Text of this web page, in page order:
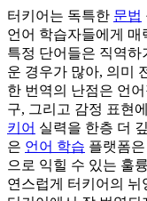
터키어는 독특한 문법
언어 학습자들에게 매
특정 단어들은 직역하
운 경우가 많아, 의미
한 번역의 난점은 언
구, 그리고 감정 표현
키어 실력을 한층 더
은 언어 학습 플랫폼
으로 익힐 수 있는 훌
연스럽게 터키어의